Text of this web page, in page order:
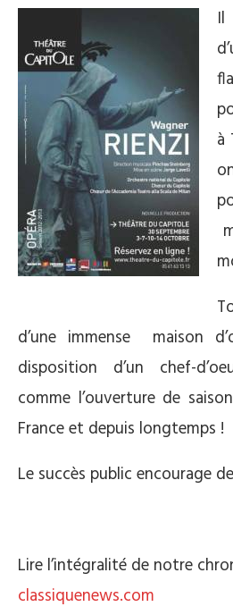
Il
à
d’une immense maison
disposition d’un chef-
comme l’ouverture de
France et depuis longtemps !
Le succès public encourage
Lire l’intégralité de notre
classiquenews.com